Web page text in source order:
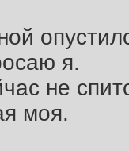
я.
не
моя.